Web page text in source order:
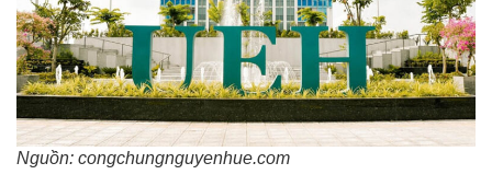
Nguồn: congchungnguyenhue.com